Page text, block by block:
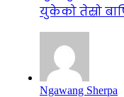
युकेको तेस्रो
Ngawang Sherpa